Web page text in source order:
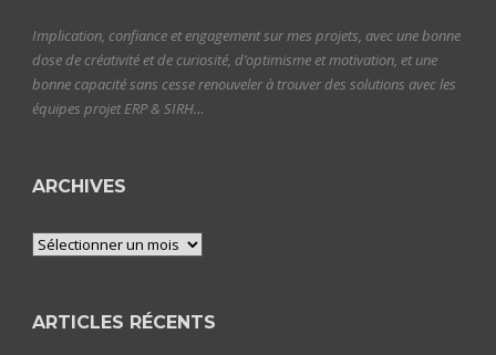
Implication, confiance et engagement sur mes projets, avec une bonne
dose de créativité et de curiosité, d’optimisme et motivation, et une
bonne capacité sans cesse renouveler à trouver des solutions avec les
équipes projet ERP & SIRH…
ARCHIVES
Archives
ARTICLES RÉCENTS